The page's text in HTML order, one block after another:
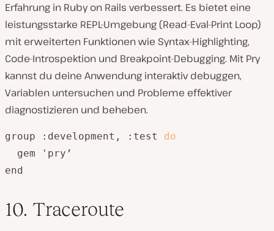
Erfahrung in Ruby on Rails verbessert. Es bietet eine
leistungsstarke REPL-Umgebung (Read-Eval-Print Loop)
mit erweiterten Funktionen wie Syntax-Highlighting,
Code-Introspektion und Breakpoint-Debugging. Mit Pry
kannst du deine Anwendung interaktiv debuggen,
Variablen untersuchen und Probleme effektiver
diagnostizieren und beheben.
group :development, :test do
  gem 'pry’
end
10. Traceroute